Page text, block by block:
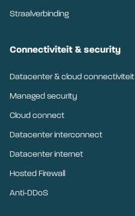
Straalverbinding
Connectiviteit & security
Datacenter & cloud connectiviteit
Managed security
Cloud connect
Datacenter interconnect
Datacenter internet
Hosted Firewall
Anti-DDoS